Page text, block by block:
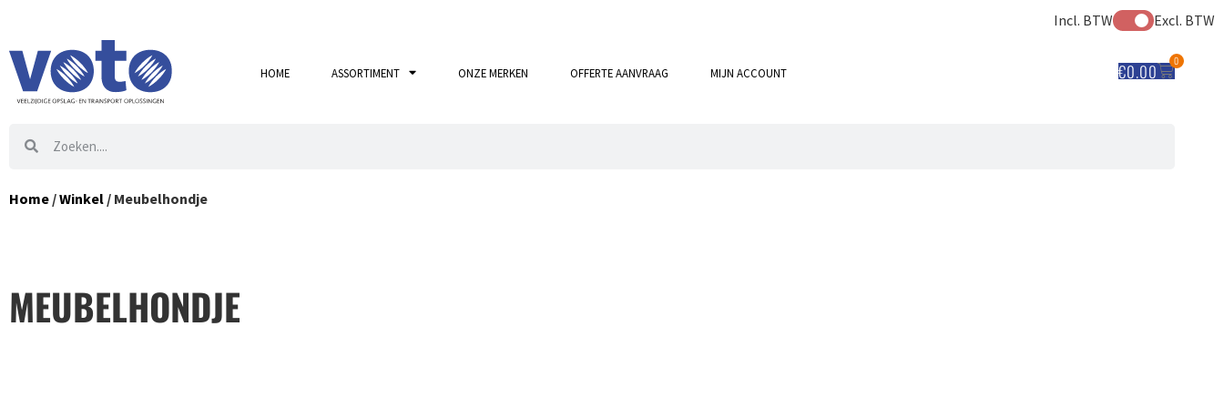
Incl. BTW Excl. BTW
HOME ASSORTIMENT ONZE MERKEN OFFERTE AANVRAAG MIJN ACCOUNT €0.00 0
Home /Winkel / Meubelhondje
MEUBELHONDJE